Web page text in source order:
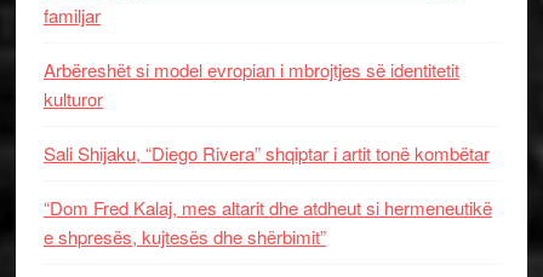
familjar
Arbëreshët si model evropian i mbrojtjes së identitetit
kulturor
Sali Shijaku, “Diego Rivera” shqiptar i artit tonë kombëtar
“Dom Fred Kalaj, mes altarit dhe atdheut si hermeneutikë
e shpresës, kujtesës dhe shërbimit”